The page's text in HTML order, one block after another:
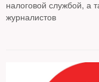
налоговой службой, а
журналистов